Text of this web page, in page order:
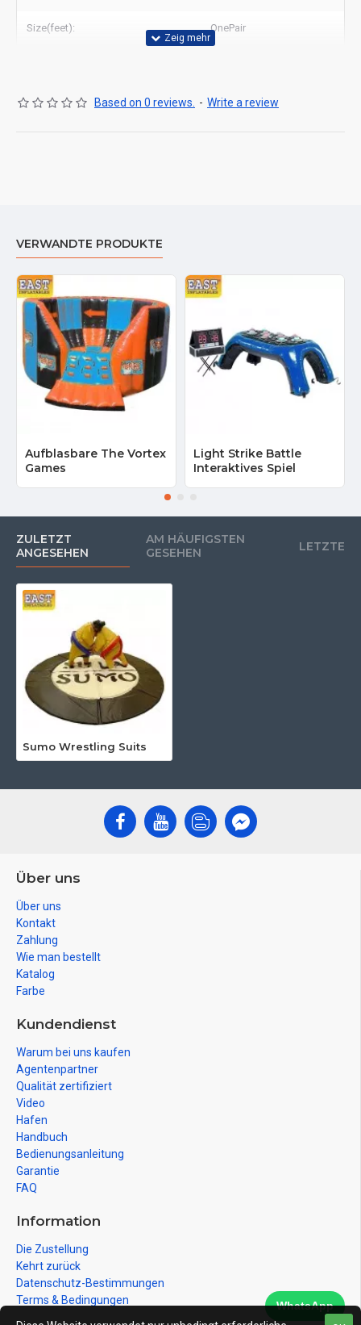
Size(feet): OnePair
Based on 0 reviews. - Write a review
VERWANDTE PRODUKTE
Aufblasbare The Vortex
Games
Light Strike Battle
Interaktives Spiel
ZULETZT
ANGESEHEN
AM HÄUFIGSTEN
GESEHEN
LETZTE
Sumo Wrestling Suits
Über uns
Über uns
Kontakt
Zahlung
Wie man bestellt
Katalog
Farbe
Kundendienst
Warum bei uns kaufen
Agentenpartner
Qualität zertifiziert
Video
Hafen
Handbuch
Bedienungsanleitung
Garantie
FAQ
Information
Die Zustellung
Kehrt zurück
Datenschutz-Bestimmungen
Terms & Bedingungen
WhatsApp